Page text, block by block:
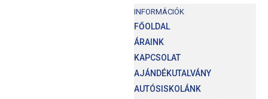
INFORMÁCIÓK
FŐOLDAL
ÁRAINK
KAPCSOLAT
AJÁNDÉKUTALVÁNY
AUTÓSISKOLÁNK